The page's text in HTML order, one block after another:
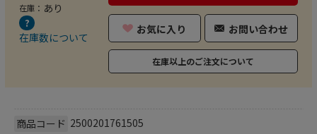
在庫： あり
在庫数について
お気に入り お問い合わせ
在庫以上のご注文について
商品コード 2500201761505